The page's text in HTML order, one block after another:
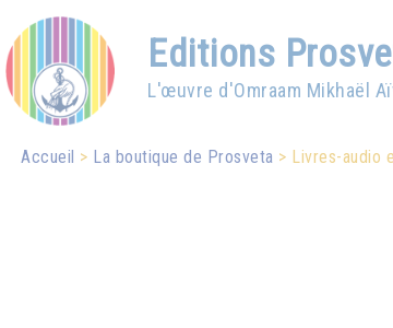
Editions
L'œuvre d'Omraam Mikhaël
Accueil La boutique de Prosveta Livres-audio